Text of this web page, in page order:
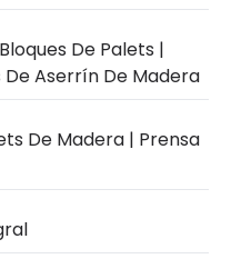
De Palets |
De Aserrín De Madera
De Madera | Prensa